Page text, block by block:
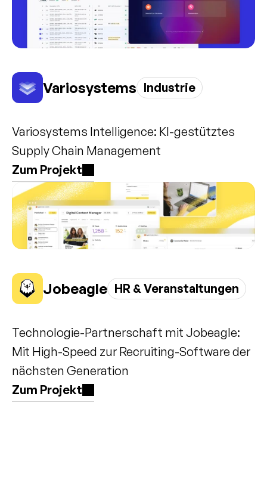
Variosystems Industrie
Variosystems Intelligence: KI-gestütztes
Supply Chain Management
Zum Projekt
Jobeagle HR & Veranstaltungen
Technologie-Partnerschaft mit Jobeagle:
Mit High-Speed zur Recruiting-Software der
nächsten Generation
Zum Projekt